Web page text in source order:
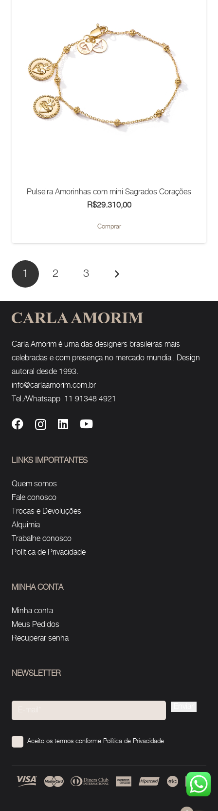
Pulseira Amorinhas com mini Sagrados Corações
R$29.310,00
Comprar
1 2 3
Carla Amorim é uma das designers brasileiras mais
celebradas e com presença no mercado mundial. Design
autoral desde 1993.
info@carlaamorim.com.br
Tel./Whatsapp 11 91348 4921
LINKS IMPORTANTES
Quem somos
Fale conosco
Trocas e Devoluções
Alquimia
Trabalhe conosco
Política de Privacidade
MINHA CONTA
Minha conta
Meus Pedidos
Recuperar senha
NEWSLETTER
Aceito os termos conforme Política de Privacidade